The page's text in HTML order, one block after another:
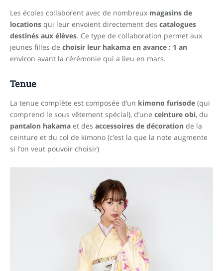
Les écoles collaborent avec de nombreux magasins de
locations qui leur envoient directement des catalogues
destinés aux élèves. Ce type de collaboration permet aux
jeunes filles de choisir leur hakama en avance : 1 an
environ avant la cérémonie qui a lieu en mars.
Tenue
La tenue complète est composée d’un kimono furisode (qui
comprend le sous vêtement spécial), d’une ceinture obi, du
pantalon hakama et des accessoires de décoration de la
ceinture et du col de kimono (c’est la que la note augmente
si l’on veut pouvoir choisir)